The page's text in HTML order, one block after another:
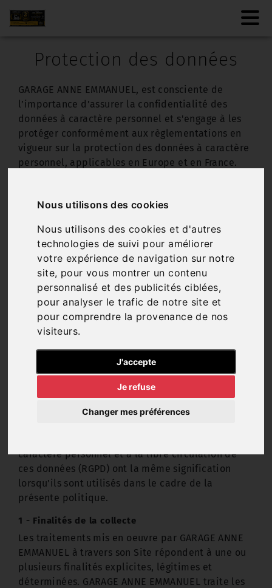
Nous utilisons des cookies
Nous utilisons des cookies et d'autres
technologies de suivi pour améliorer
votre expérience de navigation sur notre
site, pour vous montrer un contenu
personnalisé et des publicités ciblées,
pour analyser le trafic de notre site et
pour comprendre la provenance de nos
visiteurs.
J'accepte
Je refuse
Changer mes préférences
Protection des données
GARAGE ANNE EMMANUEL, est consciente de
l’importance d’assurer la confidentialité des
données à caractère personnel et s'engage à les
protéger conformément aux règlementations en
vigueur sur la protection des données à caractère
personnel, applicables en Europe et en France.
utilisateurs sur les engagements et mesures
de veiller au respect de leurs données à caractère
personnel lors de l’utilisation de son site internet
url site, ci-après dénommé « le Site ». Un «
Utilisateur » peut être définit comme toute
personne utilisant le Site et à qui les données
personnelles se réfèrent.
Cette Politique de protection des données
personnelles s’applique aux traitements de
données à caractère personnel mis en oeuvre par
GARAGE ANNE EMMANUEL en sa qualité de
responsable de traitement.
Les termes qui sont définis par le Règlement (UE)
2016/679 du Parlement européen et du Conseil du
caractère personnel et à la libre circulation de
ces données (RGPD) ont la même signification
lorsqu’ils sont utilisés dans le cadre de la
présente politique.
1 - Finalités de la collecte
Les traitements mis en oeuvre par GARAGE ANNE
EMMANUEL à travers son Site répondent à une ou
plusieurs finalités explicites, légitimes et
déterminées. GARAGE ANNE EMMANUEL traite les